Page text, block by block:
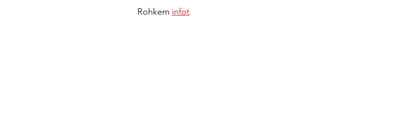
Rohkem infot